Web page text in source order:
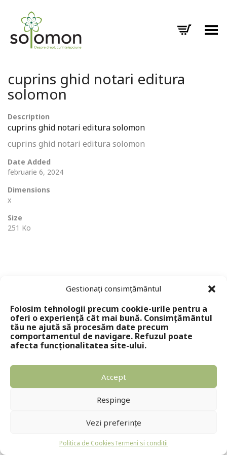
Gestionați consimțământul
Folosim tehnologii precum cookie-urile pentru a
oferi o experiență cât mai bună. Consimțământul
tău ne ajută să procesăm date precum
comportamentul de navigare. Refuzul poate
afecta funcționalitatea site-ului.
Accept
Respinge
Vezi preferințe
Politica de CookiesTermeni si conditii
Toggle Menu
cuprins ghid notari editura
solomon
Description
cuprins ghid notari editura solomon
cuprins ghid notari editura solomon
Date Added
februarie 6, 2024
Dimensions
x
Size
251 Ko
Copyright © 2024 - Editura Solomon